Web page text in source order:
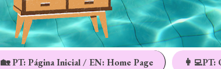
🏡 PT: Página Inicial / EN: Home Page 👩‍💻PT: